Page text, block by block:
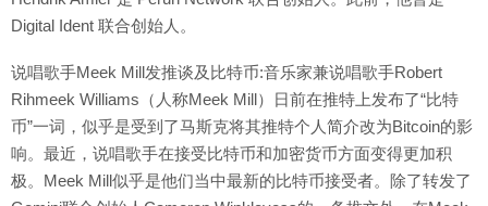
Digital Ident 联合创始人。
说唱歌手Meek Mill发推谈及比特币:音乐家兼说唱歌手Robert
Rihmeek Williams（人称Meek Mill）日前在推特上发布了“比特
币”一词，似乎是受到了马斯克将其推特个人简介改为Bitcoin的影
响。最近，说唱歌手在接受比特币和加密货币方面变得更加积
极。Meek Mill似乎是他们当中最新的比特币接受者。除了转发了